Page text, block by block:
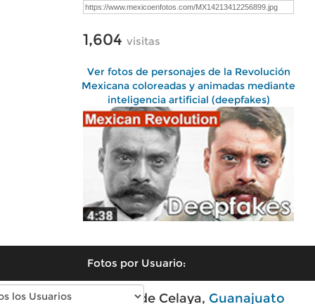
1,604 visitas
Ver fotos de personajes de la Revolución
Mexicana coloreadas y animadas mediante
inteligencia artificial (deepfakes)
Fotos por Usuario:
Fotos modernas de Celaya, Guanajuato